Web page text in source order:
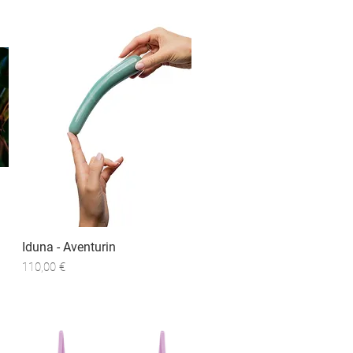
Schnellansicht
Iduna - Aventurin
Preis
110,00 €